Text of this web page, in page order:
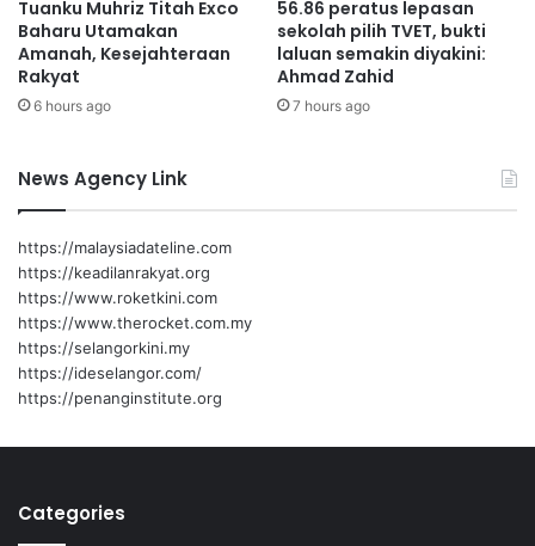
L
I
A
Tuanku Muhriz Titah Exco
Baharu Utamakan
Amanah, Kesejahteraan
Rakyat
6 hours ago
56.86 peratus lepasan
sekolah pilih TVET, bukti
laluan semakin diyakini:
Ahmad Zahid
7 hours ago
News Agency Link
https://malaysiadateline.com
https://keadilanrakyat.org
https://www.roketkini.com
https://www.therocket.com.my
https://selangorkini.my
https://ideselangor.com/
https://penanginstitute.org
Categories